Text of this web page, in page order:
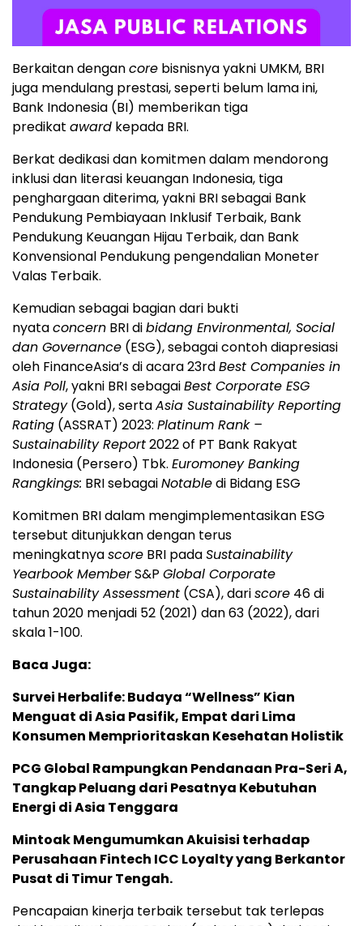
Berkaitan dengancore bisnisnya yakni UMKM, BRI
juga mendulang prestasi, seperti belum lama ini,
Bank Indonesia (BI) memberikan tiga
predikat award kepada BRI.
Berkat dedikasi dan komitmen dalam mendorong
inklusi dan literasi keuangan Indonesia, tiga
penghargaan diterima, yakni BRI sebagai Bank
Pendukung Pembiayaan Inklusif Terbaik, Bank
Pendukung Keuangan Hijau Terbaik, dan Bank
Konvensional Pendukung pengendalian Moneter
Valas Terbaik.
Kemudian sebagai bagian dari bukti
nyataconcern BRI dibidang Environmental, Social
dan Governance (ESG), sebagai contoh diapresiasi
oleh FinanceAsia’s di acara 23rdBest Companies in
Asia Poll, yakni BRI sebagaiBest Corporate ESG
Strategy(Gold), sertaAsia Sustainability Reporting
Rating (ASSRAT) 2023: Platinum Rank –
Sustainability Report2022 of PT Bank Rakyat
Indonesia (Persero) Tbk. Euromoney Banking
Rangkings: BRI sebagaiNotabledi Bidang ESG
Komitmen BRI dalam mengimplementasikan ESG
tersebut ditunjukkan dengan terus
meningkatnyascore BRI padaSustainability
Yearbook MemberS&P Global Corporate
Sustainability Assessment (CSA), dariscore 46 di
tahun 2020 menjadi 52 (2021) dan 63 (2022), dari
skala 1-100.
Baca Juga:
Survei Herbalife: Budaya “Wellness” Kian
Menguat di Asia Pasifik, Empat dari Lima
Konsumen Memprioritaskan Kesehatan Holistik
PCG Global Rampungkan Pendanaan Pra-Seri A,
Tangkap Peluang dari Pesatnya Kebutuhan
Energi di Asia Tenggara
Mintoak Mengumumkan Akuisisi terhadap
Perusahaan Fintech ICC Loyalty yang Berkantor
Pusat di Timur Tengah.
Pencapaian kinerja terbaik tersebut tak terlepas